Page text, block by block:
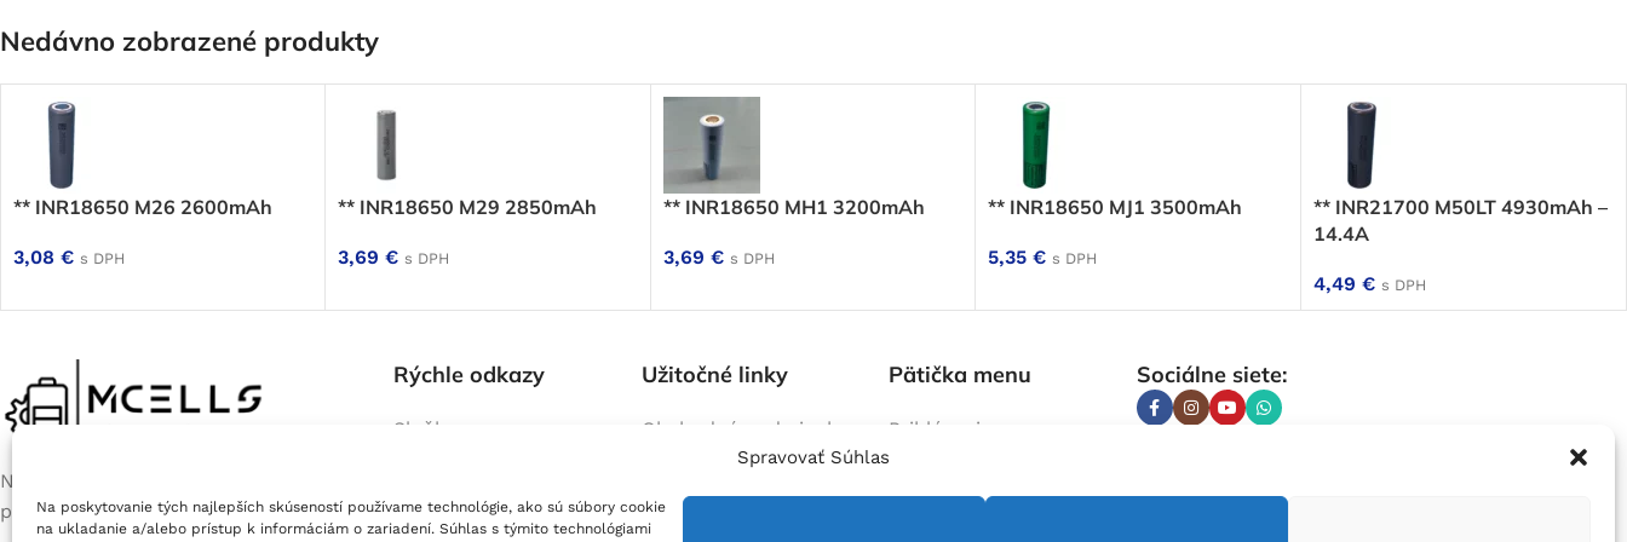
Spravovať Súhlas
Na poskytovanie tých najlepších skúseností používame technológie, ako sú súbory cookie
na ukladanie a/alebo prístup k informáciám o zariadení. Súhlas s týmito technológiami
Nedávno zobrazené produkty
** INR18650 M26 2600mAh
3,08 € s DPH
** INR18650 M29 2850mAh
3,69€ s DPH
** INR18650 MH1 3200mAh
3,69 € s DPH
** INR18650 MJ1 3500mAh
5,35€ s DPH
** INR21700 M50LT 4930mAh –
14.4A
4,49 € s DPH
Na prevádzke nás nájdete každý
pracovný deň od 9:00 do 17:00
Rýchle odkazy
Služby
Výroba batérií na mieru
Užitočné linky
Obchodné podmienky
Zásady reklamácí a
Zásady ochrany osobných
Pätička menu
Prihlásenie
Sociálne siete: